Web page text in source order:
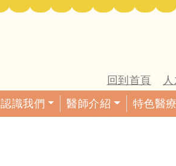
回到首頁
認識我們 醫師介紹 特色醫療